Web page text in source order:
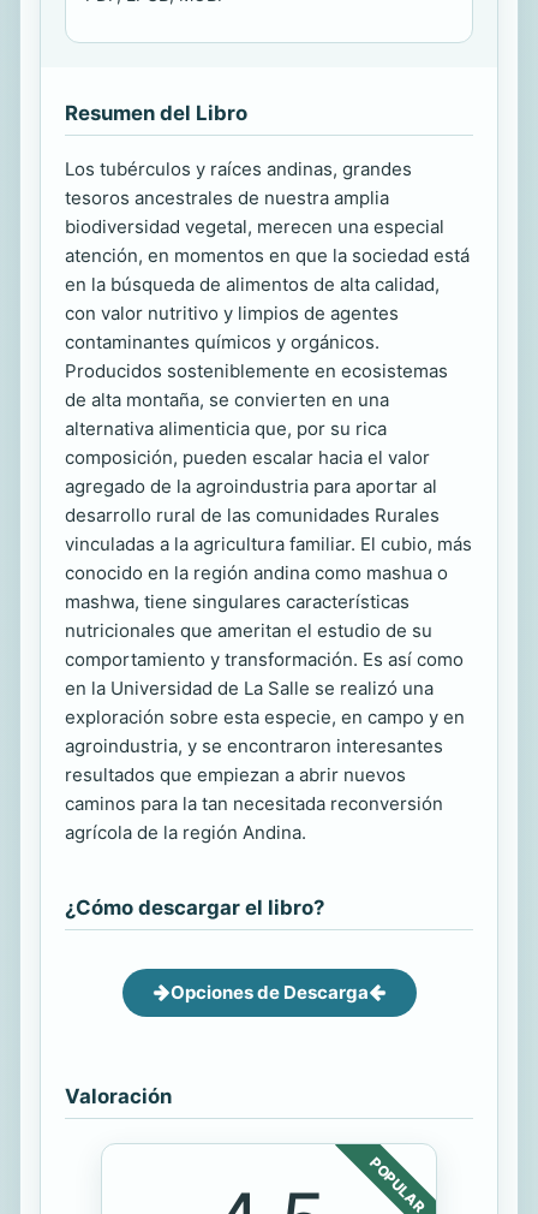
Resumen del Libro
Los tubérculos y raíces andinas, grandes
tesoros ancestrales de nuestra amplia
biodiversidad vegetal, merecen una especial
atención, en momentos en que la sociedad está
en la búsqueda de alimentos de alta calidad,
con valor nutritivo y limpios de agentes
contaminantes químicos y orgánicos.
Producidos sosteniblemente en ecosistemas
de alta montaña, se convierten en una
alternativa alimenticia que, por su rica
composición, pueden escalar hacia el valor
agregado de la agroindustria para aportar al
desarrollo rural de las comunidades Rurales
vinculadas a la agricultura familiar. El cubio, más
conocido en la región andina como mashua o
mashwa, tiene singulares características
nutricionales que ameritan el estudio de su
comportamiento y transformación. Es así como
en la Universidad de La Salle se realizó una
exploración sobre esta especie, en campo y en
agroindustria, y se encontraron interesantes
resultados que empiezan a abrir nuevos
caminos para la tan necesitada reconversión
agrícola de la región Andina.
¿Cómo descargar el libro?
Opciones de Descarga
Valoración
POPULAR